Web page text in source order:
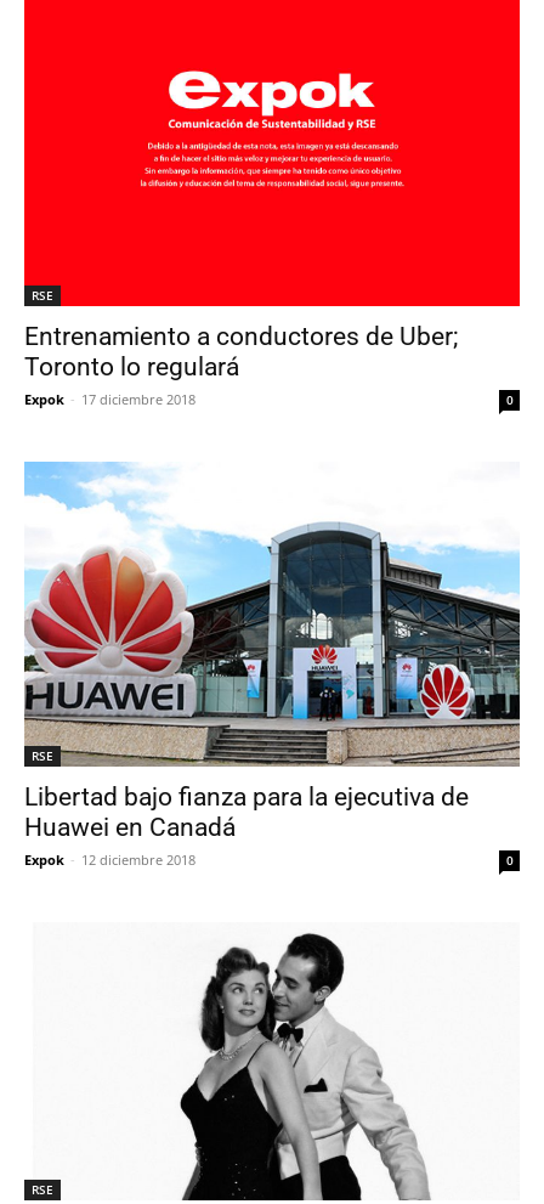
RSE
Entrenamiento a conductores de Uber;
Toronto lo regulará
Expok - 17 diciembre 2018 0
RSE
Libertad bajo fianza para la ejecutiva de
Huawei en Canadá
Expok - 12 diciembre 2018 0
RSE